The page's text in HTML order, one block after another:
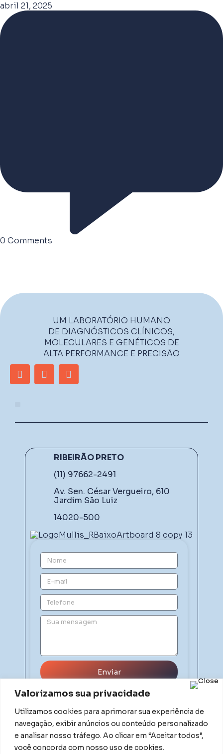
Valorizamos sua privacidade
Utilizamos cookies para aprimorar sua experiência de
navegação, exibir anúncios ou conteúdo personalizado
e analisar nosso tráfego. Ao clicar em “Aceitar todos”,
você concorda com nosso uso de cookies.
abril 21, 2025
0 Comments
UM LABORATÓRIO HUMANO
DE DIAGNÓSTICOS CLÍNICOS,
MOLECULARES E GENÉTICOS DE
ALTA PERFORMANCE E PRECISÃO
RIBEIRÃO PRETO
(11) 97662-2491
Av. Sen. César Vergueiro, 610
Jardim São Luiz
14020-500
Enviar